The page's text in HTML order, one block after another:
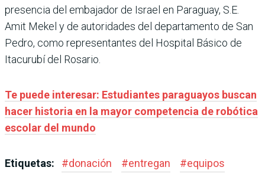
presencia del embajador de Israel en Paraguay, S.E.
Amit Mekel y de autoridades del departamento de San
Pedro, como representantes del Hospital Básico de
Itacurubí del Rosario.
Te puede interesar: Estudiantes paraguayos buscan
hacer historia en la mayor competencia de robótica
escolar del mundo
Etiquetas: #donación #entregan #equipos